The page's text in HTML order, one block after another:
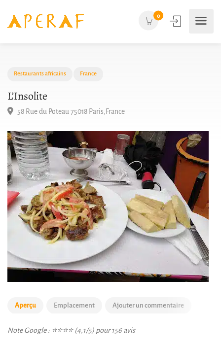
0
L’Insolite
Aperçu Emplacement Ajouter un commentaire
Note Google : ⭐⭐⭐⭐ (4,1/5) pour 156 avis